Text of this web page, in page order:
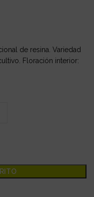
de resina. Variedad
Floración interior: